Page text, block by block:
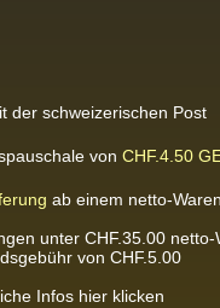
der schweizerischen Post
von CHF.4.50
ab einem netto-
unter CHF.35.00
von CHF.5.00
Infos hier klicken